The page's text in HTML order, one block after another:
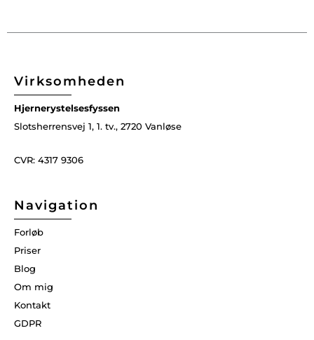
Virksomheden
Hjernerystelsesfyssen
Slotsherrensvej 1, 1. tv., 2720 Vanløse
CVR: 4317 9306
Navigation
Forløb
Priser
Blog
Om mig
Kontakt
GDPR